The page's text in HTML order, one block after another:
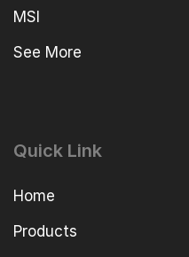
MSI
See More
Quick Link
Home
Products